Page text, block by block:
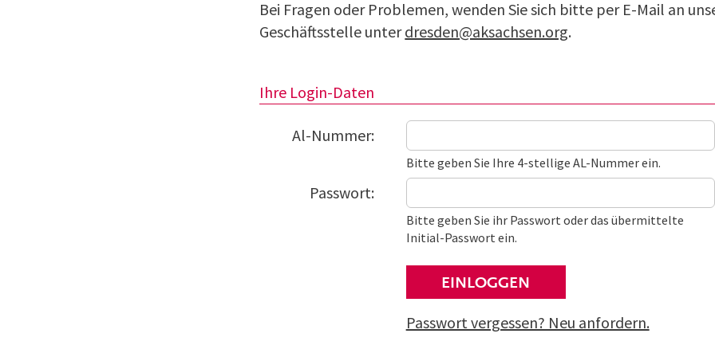
Bei Fragen oder Problemen, wenden Sie sich bitte per E-Mail an
Geschäftsstelle unterdresden@aksachsen.org.
Ihre Login-Daten
Al-Nummer:
Bitte geben Sie Ihre 4-stellige AL-Nummer ein.
Passwort:
Bitte geben Sie ihr Passwort oder das übermittelte
Initial-Passwort ein.
EINLOGGEN
Passwort vergessen? Neu anfordern.